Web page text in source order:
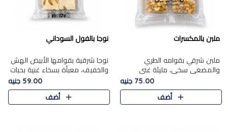
ملبن بالمكسرات
ملبن شرقي بقوامه الطري
والمضغي سخي، مليئة غني
بتشكيلة فاخرة من المكسرات
مشكلة المختارة التي تقدم تضيف
قرمشة مميزة مرضية ونكهة
75.00 جنيه
أضف
نوجا بالفول السوداني
نوجا شرقية بقوامها الأبيض الهش
والخفيف، معبأة بسخاء غنية بحبات
الفول السوداني المحمص التي
يقدم تضيف قرمشة مميزة مرضية
وتوازنًا رائعًا مع حلا..
59.00 جنيه
أضف